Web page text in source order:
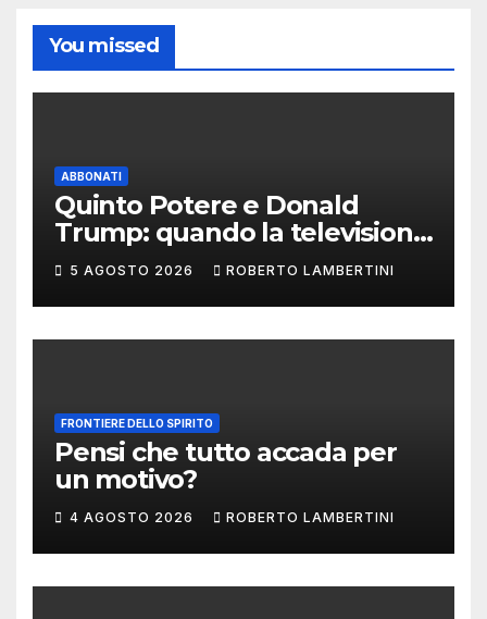
You missed
ABBONATI
Quinto Potere e Donald
Trump: quando la televisione
smette di raccontare il
potere e comincia a
fabbricarlo
5 AGOSTO 2026 ROBERTO LAMBERTINI
FRONTIERE DELLO SPIRITO
Pensi che tutto accada per
un motivo?
4 AGOSTO 2026 ROBERTO LAMBERTINI